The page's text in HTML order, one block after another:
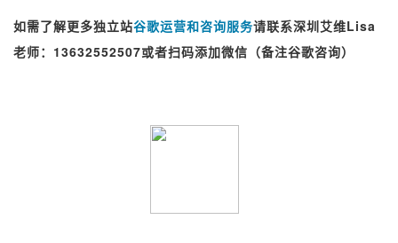
如需了解更多独立站谷歌运营和咨询服务请联系深圳艾维Lisa
老师：13632552507或者扫码添加微信（备注谷歌咨询）